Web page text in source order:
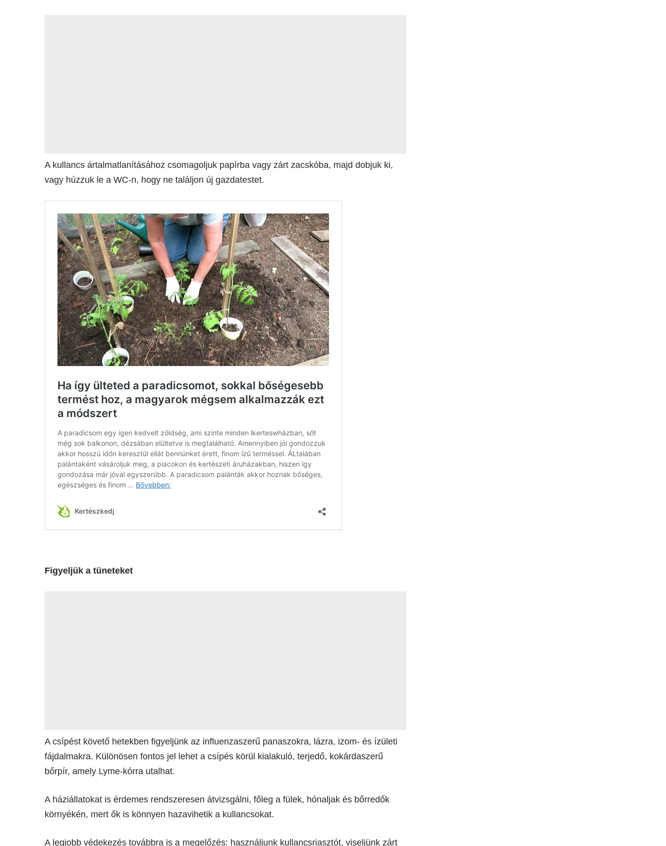
A kullancs ártalmatlanításához csomagoljuk papírba vagy zárt zacskóba, majd dobjuk ki,
vagy húzzuk le a WC-n, hogy ne találjon új gazdatestet.
Figyeljük a tüneteket
A csípést követő hetekben figyeljünk az influenzaszerű panaszokra, lázra, izom- és ízületi
fájdalmakra. Különösen fontos jel lehet a csípés körül kialakuló, terjedő, kokárdaszerű
bőrpír, amely Lyme-kórra utalhat.
A háziállatokat is érdemes rendszeresen átvizsgálni, főleg a fülek, hónaljak és bőrredők
környékén, mert ők is könnyen hazavihetik a kullancsokat.
A legjobb védekezés továbbra is a megelőzés: használjunk kullancsriasztót, viseljünk zárt